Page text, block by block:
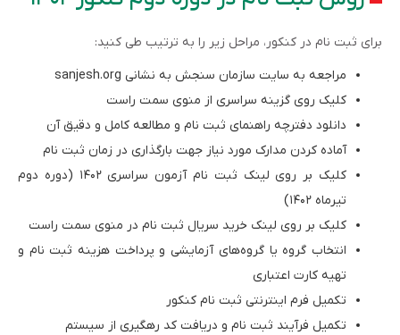
برای ثبت نام در کنکور، مراحل زیر را به ترتیب طی کنید:
مراجعه به سایت سازمان سنجش به نشانی sanjesh.org
کلیک روی گزینه سراسری از منوی سمت راست
دانلود دفترچه راهنمای ثبت نام و مطالعه کامل و دقیق آن
آماده کردن مدارک مورد نیاز جهت بارگذاری در زمان ثبت نام
کلیک بر روی لینک ثبت نام آزمون سراسری ۱۴۰۲ (دوره دوم
تیرماه ۱۴۰۲)
کلیک بر روی لینک خرید سریال ثبت نام در منوی سمت راست
انتخاب گروه یا گروه‌های آزمایشی و پرداخت هزینه ثبت نام و
تهیه کارت اعتباری
تکمیل فرم اینترنتی ثبت نام کنکور
تکمیل فرآیند ثبت نام و دریافت کد رهگیری از سیستم